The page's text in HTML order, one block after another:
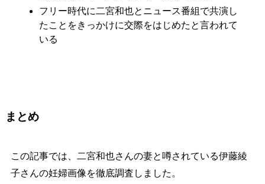
フリー時代に二宮和也とニュース番組で共演し
たことをきっかけに交際をはじめたと言われて
いる
まとめ
この記事では、二宮和也さんの妻と噂されている伊藤綾
子さんの妊婦画像を徹底調査しました。